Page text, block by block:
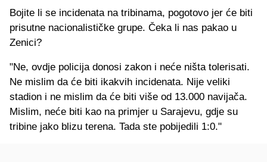
Bojite li se incidenata na tribinama, pogotovo jer će biti
prisutne nacionalističke grupe. Čeka li nas pakao u
Zenici?
"Ne, ovdje policija donosi zakon i neće ništa tolerisati.
Ne mislim da će biti ikakvih incidenata. Nije veliki
stadion i ne mislim da će biti više od 13.000 navijača.
Mislim, neće biti kao na primjer u Sarajevu, gdje su
tribine jako blizu terena. Tada ste pobijedili 1:0."